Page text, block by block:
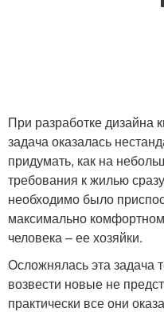
При разработке дизайна
задача оказалась
придумать, как на
требования к жилью
необходимо было
максимально
человека – ее хозяйки.
Осложнялась эта задача
возвести новые не
практически все они